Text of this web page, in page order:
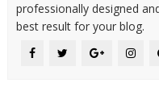
professionally designed
best result for your blog.